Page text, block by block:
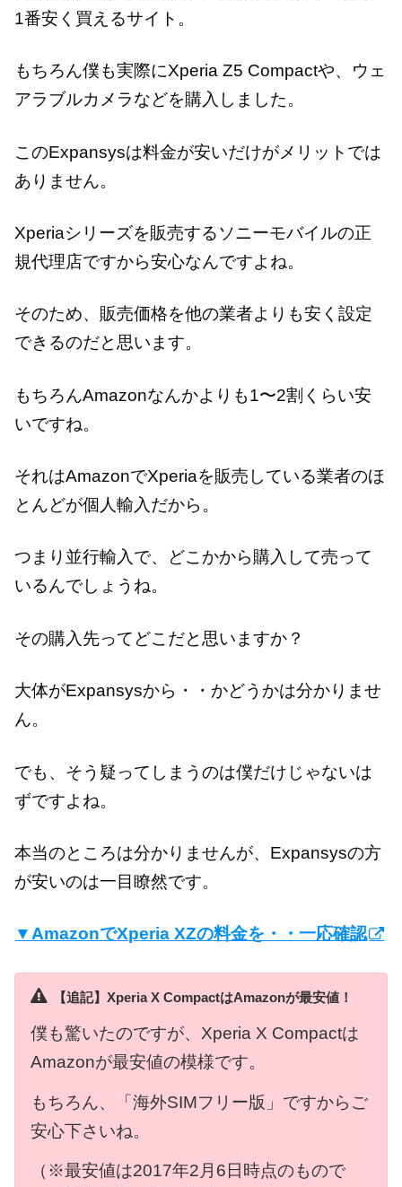
1番安く買えるサイト。
もちろん僕も実際にXperia Z5 Compactや、ウェ
アラブルカメラなどを購入しました。
このExpansysは料金が安いだけがメリットでは
ありません。
Xperiaシリーズを販売するソニーモバイルの正
規代理店ですから安心なんですよね。
そのため、販売価格を他の業者よりも安く設定
できるのだと思います。
もちろんAmazonなんかよりも1〜2割くらい安
いですね。
それはAmazonでXperiaを販売している業者のほ
とんどが個人輸入だから。
つまり並行輸入で、どこかから購入して売って
いるんでしょうね。
その購入先ってどこだと思いますか？
大体がExpansysから・・かどうかは分かりませ
ん。
でも、そう疑ってしまうのは僕だけじゃないは
ずですよね。
本当のところは分かりませんが、Expansysの方
が安いのは一目瞭然です。
▼AmazonでXperia XZの料金を・・一応確認
【追記】Xperia X CompactはAmazonが最安値！
僕も驚いたのですが、Xperia X Compactは
Amazonが最安値の模様です。
もちろん、「海外SIMフリー版」ですからご
安心下さいね。
（※最安値は2017年2月6日時点のもので